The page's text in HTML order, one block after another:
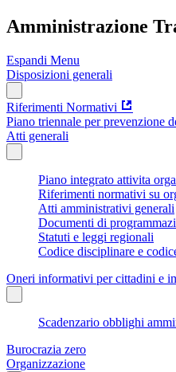
Amministrazione
Espandi Menu
Disposizioni generali
Riferimenti Normativi
Piano triennale per prevenzione
Atti generali
Piano integrato attivita
Riferimenti normativi su
Atti amministrativi generali
Documenti di
Statuti e leggi regionali
Codice disciplinare e
Oneri informativi per cittadini e
Scadenzario obblighi
Burocrazia zero
Organizzazione